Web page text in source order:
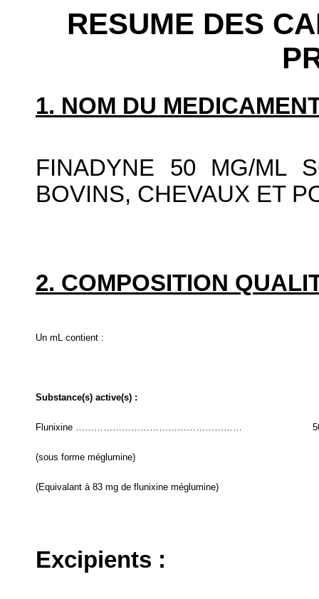
RESUME DES
1. NOM DU
FINADYNE 50 MG/ML
BOVINS, CHEVAUX ET
2. COMPOSITION
Un mL contient :
Substance(s) active(s) :
Flunixine ………………………………………………
(sous forme méglumine)
(Equivalant à 83 mg de flunixine méglumine)
Excipients :